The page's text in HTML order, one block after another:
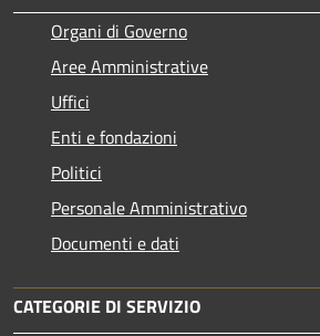
Organi di Governo
Aree Amministrative
Uffici
Enti e fondazioni
Politici
Personale Amministrativo
Documenti e dati
CATEGORIE DI SERVIZIO